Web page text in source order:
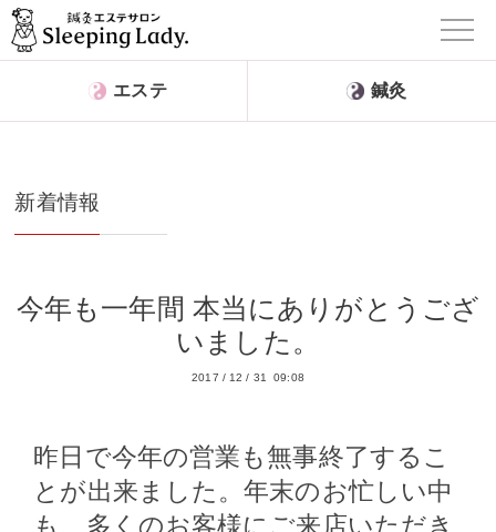
エステ 鍼灸
新着情報
今年も一年間 本当にありがとうござ
いました。
2017 / 12 / 31 09:08
昨日で今年の営業も無事終了するこ
とが出来ました。年末のお忙しい中
も、多くのお客様にご来店いただき